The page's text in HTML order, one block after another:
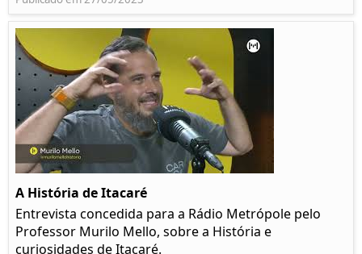
A História de Itacaré
Entrevista concedida para a Rádio Metrópole pelo
Professor Murilo Mello, sobre a História e
curiosidades de Itacaré.